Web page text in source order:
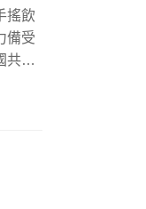
搖飲
備受
共